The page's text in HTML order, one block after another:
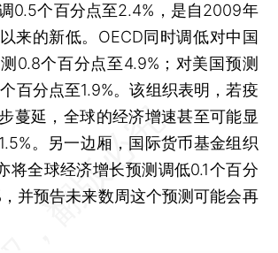
0.5个百分点至2.4%，是自2009年
来的新低。OECD同时调低对中国
0.8个百分点至4.9%；对美国预测
百分点至1.9%。该组织表明，若疫
蔓延，全球的经济增速甚至可能显
。另一边厢，国际货币基金组织
将全球经济增长预测调低0.1个百分
并预告未来数周这个预测可能会再